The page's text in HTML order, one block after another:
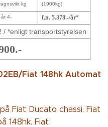
kg (1900kg)
4- f.n. 5.378.-/år*
/ *enligt transportstyrelsen
Fiat 148hk Automat
Fiat Ducato chassi. Fiat
148hk. Fiat